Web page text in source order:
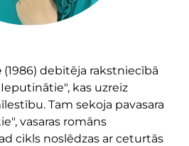
(1986) debitēja rakstniecībā
kas uzreiz
Tam sekoja pavasara
vasaras romāns
cikls noslēdzas ar ceturtās